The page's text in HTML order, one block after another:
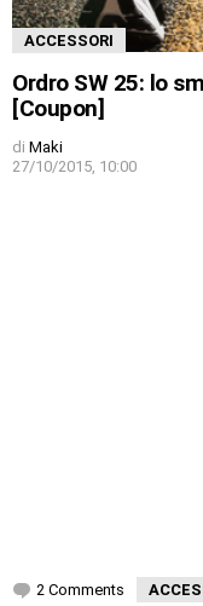
ACCESSORI
Ordro SW 25: lo
[Coupon]
di Maki
27/10/2015, 10:00
2 Comments